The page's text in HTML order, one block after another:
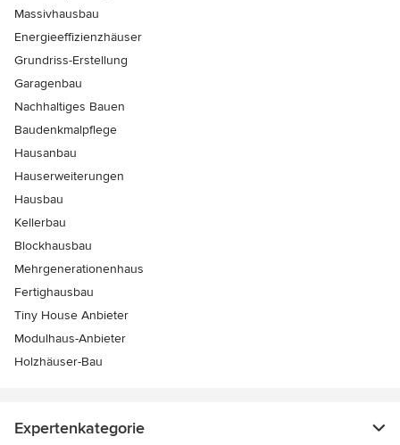
Massivhausbau
Energieeffizienzhäuser
Grundriss-Erstellung
Garagenbau
Nachhaltiges Bauen
Baudenkmalpflege
Hausanbau
Hauserweiterungen
Hausbau
Kellerbau
Blockhausbau
Mehrgenerationenhaus
Fertighausbau
Tiny House Anbieter
Modulhaus-Anbieter
Holzhäuser-Bau
Expertenkategorie